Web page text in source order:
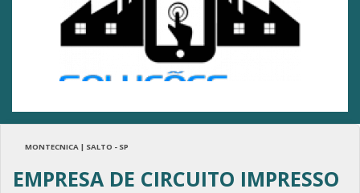
MONTECNICA | SALTO - SP
EMPRESA DE CIRCUITO IMPRESSO